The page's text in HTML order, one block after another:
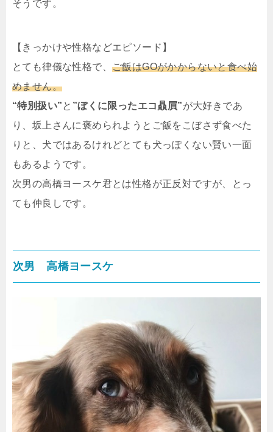
そうです。
【きっかけや性格などエピソード】
とても律儀な性格で、 ご飯はGOがかからないと食べ始
めません。
“特別扱い”と ”ぼくに限ったエコ贔屓”が大好きであ
り、坂上さんに褒められようとご飯をこぼさず食べた
りと、犬ではあるけれどとても犬っぽくない賢い一面
もあるようです。
次男の高橋ヨースケ君とは性格が正反対ですが、とっ
ても仲良しです。
次男 高橋ヨースケ